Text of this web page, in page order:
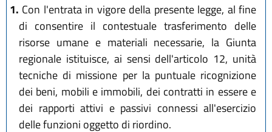
1. Con l'entrata in vigore della presente legge, al fine
di consentire il contestuale trasferimento delle
risorse umane e materiali necessarie, la Giunta
regionale istituisce, ai sensi dell'articolo 12, unità
tecniche di missione per la puntuale ricognizione
dei beni, mobili e immobili, dei contratti in essere e
dei rapporti attivi e passivi connessi all'esercizio
delle funzioni oggetto di riordino.